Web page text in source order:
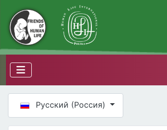
Русский (Россия)